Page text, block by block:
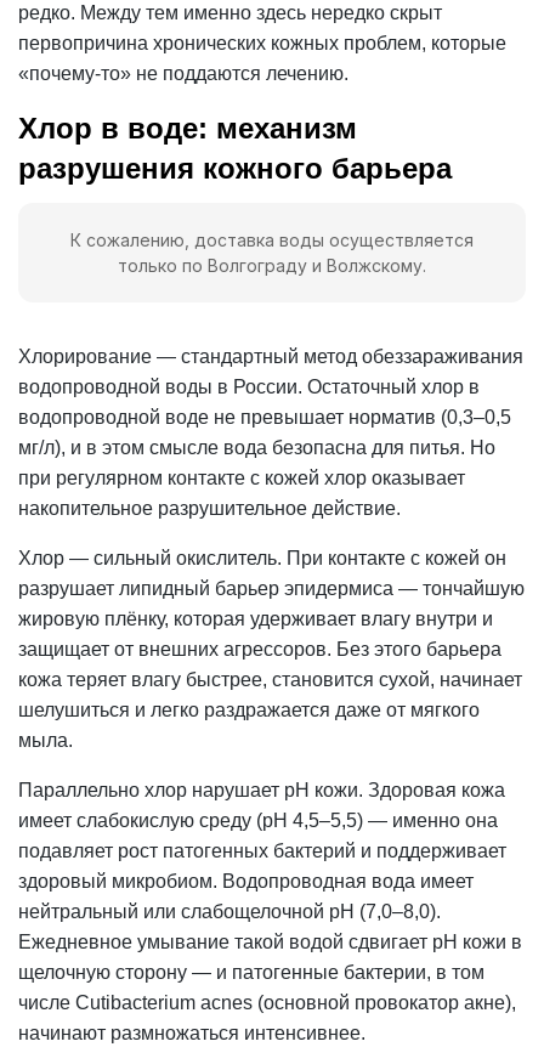
редко. Между тем именно здесь нередко скрыт
первопричина хронических кожных проблем, которые
«почему-то» не поддаются лечению.
Хлор в воде: механизм
разрушения кожного барьера
К сожалению, доставка воды осуществляется
только по Волгограду и Волжскому.
Хлорирование — стандартный метод обеззараживания
водопроводной воды в России. Остаточный хлор в
водопроводной воде не превышает норматив (0,3–0,5
мг/л), и в этом смысле вода безопасна для питья. Но
при регулярном контакте с кожей хлор оказывает
накопительное разрушительное действие.
Хлор — сильный окислитель. При контакте с кожей он
разрушает липидный барьер эпидермиса — тончайшую
жировую плёнку, которая удерживает влагу внутри и
защищает от внешних агрессоров. Без этого барьера
кожа теряет влагу быстрее, становится сухой, начинает
шелушиться и легко раздражается даже от мягкого
мыла.
Параллельно хлор нарушает pH кожи. Здоровая кожа
имеет слабокислую среду (pH 4,5–5,5) — именно она
подавляет рост патогенных бактерий и поддерживает
здоровый микробиом. Водопроводная вода имеет
нейтральный или слабощелочной pH (7,0–8,0).
Ежедневное умывание такой водой сдвигает pH кожи в
щелочную сторону — и патогенные бактерии, в том
числе Cutibacterium acnes (основной провокатор акне),
начинают размножаться интенсивнее.